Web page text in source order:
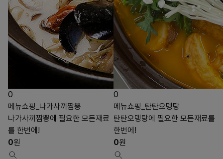
0
메뉴쇼핑_나가사끼짬뽕
나가사끼짬뽕에 필요한 모든재료
를 한번에!
0원
0
메뉴쇼핑_탄탄오뎅탕
탄탄오뎅탕에 필요한 모든재료를
한번에!
0원